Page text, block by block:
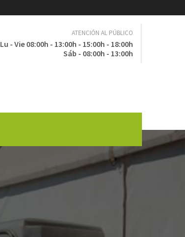
ATENCIÓN AL PÚBLICO
Lu - Vie 08:00h - 13:00h - 15:00h - 18:00h
Sáb - 08:00h - 13:00h